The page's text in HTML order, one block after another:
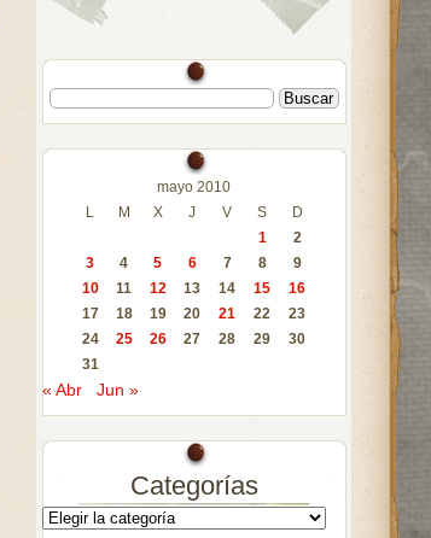
mayo 2010
L
M X J V S
D
1
2
3
4 5 6 7 8
9
10
11 12 13 14 15
16
17
18 19 20 21 22
23
24
25 26 27 28 29
30
31
« Abr Jun »
Categorías